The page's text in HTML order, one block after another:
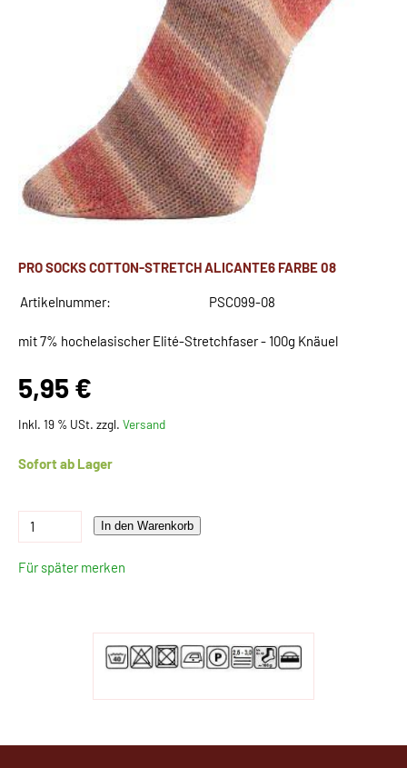
PRO SOCKS COTTON-STRETCH ALICANTE6 FARBE 08
Artikelnummer: PSC099-08
mit 7% hochelasischer Elité-Stretchfaser - 100g Knäuel
5,95 €
Inkl. 19 % USt. zzgl. Versand
Sofort ab Lager
In den Warenkorb
Für später merken